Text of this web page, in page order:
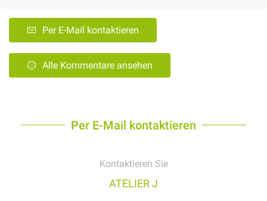
Per E-Mail kontaktieren
Alle Kommentare ansehen
Per E-Mail kontaktieren
Kontaktieren Sie
ATELIER J